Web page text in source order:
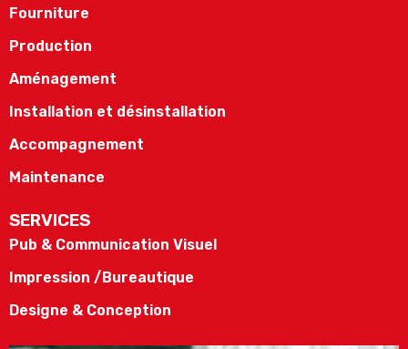
Fourniture
Production
Aménagement
Installation et désinstallation
Accompagnement
Maintenance
SERVICES
Pub & Communication Visuel
Impression /Bureautique
Designe & Conception